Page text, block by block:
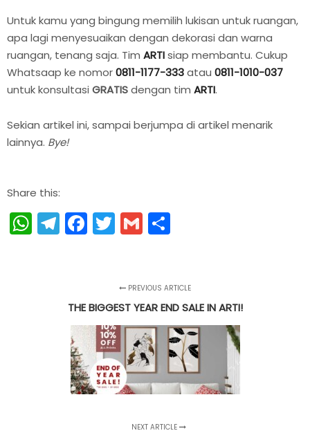
Untuk kamu yang bingung memilih lukisan untuk ruangan,
apa lagi menyesuaikan dengan dekorasi dan warna
ruangan, tenang saja. Tim ARTIsiap membantu. Cukup
Whatsaap ke nomor0811-1177-333atau 0811-1010-037
untuk konsultasi GRATISdengan tim ARTI.
Sekian artikel ini, sampai berjumpa di artikel menarik
lainnya. Bye!
Share this:
WhatsApp
Telegram
Facebook
Twitter
Gmail
PREVIOUS ARTICLE
THE BIGGEST YEAR END SALE IN ARTI!
NEXT ARTICLE